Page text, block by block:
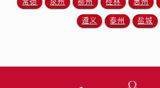
常德 泉州 柳州 桂林 惠州
遵义 泰州 盐城